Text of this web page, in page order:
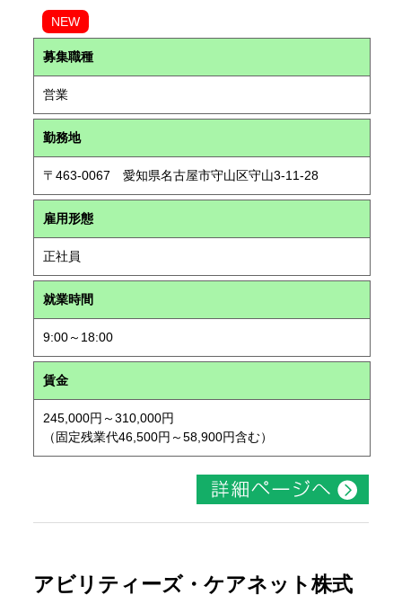
NEW
募集職種
営業
勤務地
〒463-0067 愛知県名古屋市守山区守山3-11-28
雇用形態
正社員
就業時間
9:00～18:00
賃金
245,000円～310,000円
（固定残業代46,500円～58,900円含む）
アビリティーズ・ケアネット株式